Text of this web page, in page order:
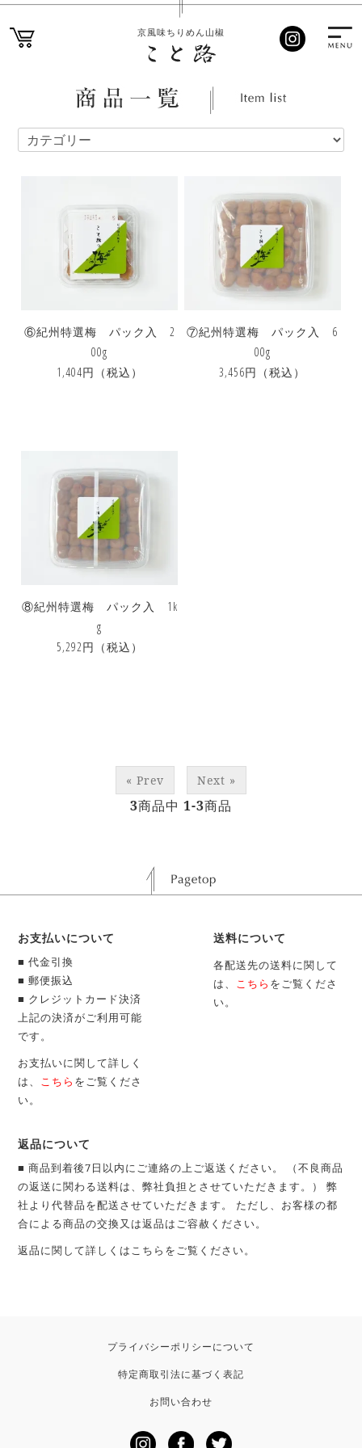
京風味ちりめん山椒
⑥紀州特選梅 パック入 2
00g
1,404円 （税込）
⑦紀州特選梅 パック入 6
00g
3,456円 （税込）
⑧紀州特選梅 パック入 1k
g
5,292円 （税込）
« Prev Next »
3商品中 1-3商品
お支払いについて
■ 代金引換
■ 郵便振込
■ クレジットカード決済
上記の決済がご利用可能
です。
お支払いに関して詳しく
は、 こちら をご覧くださ
い。
送料について
各配送先の送料に関して
は、 こちら をご覧くださ
い。
返品について
■ 商品到着後7日以内にご連絡の上ご返送ください。 （不良商品
の返送に関わる送料は、弊社負担とさせていただきます。） 弊
社より代替品を配送させていただきます。 ただし、お客様の都
合による商品の交換又は返品はご容赦ください。
返品に関して詳しくはこちら をご覧ください。
プライバシーポリシーについて
特定商取引法に基づく表記
お問い合わせ